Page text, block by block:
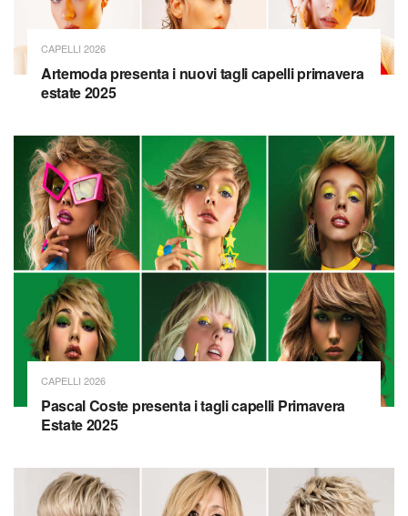
CAPELLI 2026
Artemoda presenta i nuovi tagli capelli primavera
estate 2025
CAPELLI 2026
Pascal Coste presenta i tagli capelli Primavera
Estate 2025